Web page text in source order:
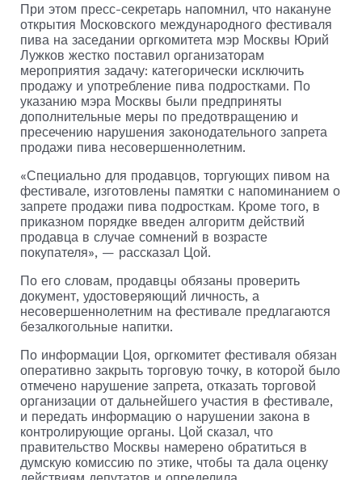
При этом пресс-секретарь напомнил, что накануне
открытия Московского международного фестиваля
пива на заседании оргкомитета мэр Москвы Юрий
Лужков жестко поставил организаторам
мероприятия задачу: категорически исключить
продажу и употребление пива подростками. По
указанию мэра Москвы были предприняты
дополнительные меры по предотвращению и
пресечению нарушения законодательного запрета
продажи пива несовершеннолетним.
«Специально для продавцов, торгующих пивом на
фестивале, изготовлены памятки с напоминанием о
запрете продажи пива подросткам. Кроме того, в
приказном порядке введен алгоритм действий
продавца в случае сомнений в возрасте
покупателя», — рассказал Цой.
По его словам, продавцы обязаны проверить
документ, удостоверяющий личность, а
несовершеннолетним на фестивале предлагаются
безалкогольные напитки.
По информации Цоя, оргкомитет фестиваля обязан
оперативно закрыть торговую точку, в которой было
отмечено нарушение запрета, отказать торговой
организации от дальнейшего участия в фестивале,
и передать информацию о нарушении закона в
контролирующие органы. Цой сказал, что
правительство Москвы намерено обратиться в
думскую комиссию по этике, чтобы та дала оценку